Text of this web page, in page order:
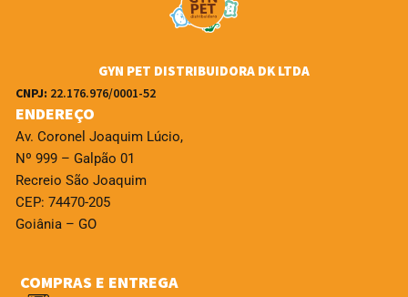
GYN PET DISTRIBUIDORA DK LTDA
CNPJ: 22.176.976/0001-52
ENDEREÇO
Av. Coronel Joaquim Lúcio,
Nº 999 – Galpão 01
Recreio São Joaquim
CEP: 74470-205
Goiânia – GO
COMPRAS E ENTREGA